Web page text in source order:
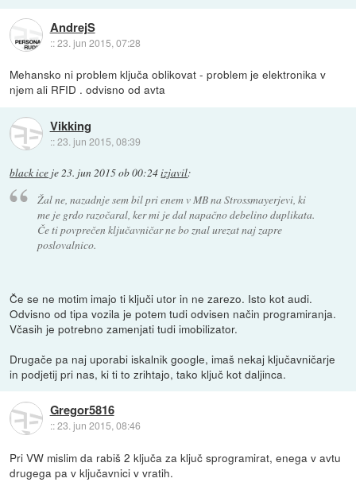
AndrejS
::23. jun 2015, 07:28
Mehansko ni problem ključa oblikovat - problem je elektronika v
njem ali RFID . odvisno od avta
Vikking
::23. jun 2015, 08:39
black ice je23. jun 2015 ob 00:24izjavil:
Žal ne, nazadnje sem bil pri enem v MB na Strossmayerjevi, ki
me je grdo razočaral, ker mi je dal napačno debelino duplikata.
Če ti povprečen ključavničar ne bo znal urezat naj zapre
poslovalnico.
Če se ne motim imajo ti ključi utor in ne zarezo. Isto kot audi.
Odvisno od tipa vozila je potem tudi odvisen način programiranja.
Včasih je potrebno zamenjati tudi imobilizator.
Drugače pa naj uporabi iskalnik google, imaš nekaj ključavničarje
in podjetij pri nas, ki ti to zrihtajo, tako ključ kot daljinca.
Gregor5816
::23. jun 2015, 08:46
Pri VW mislim da rabiš 2 ključa za ključ sprogramirat, enega v avtu
drugega pa v ključavnici v vratih.